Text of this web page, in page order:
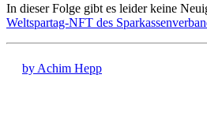
In dieser Folge gibt es leider keine
Weltspartag-NFT des
by Achim Hepp